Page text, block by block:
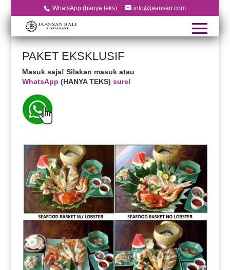
WhatsApp (hanya teks) info@jaansan.com
PAKET EKSKLUSIF
Masuk saja! Silakan masuk atau
WhatsApp (HANYA TEKS) surel